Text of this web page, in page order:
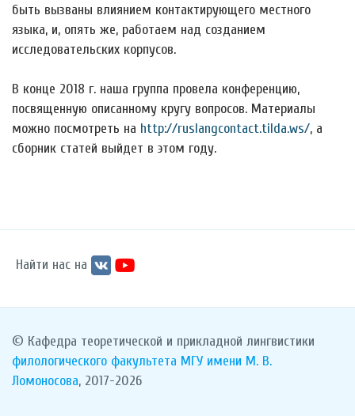
быть вызваны влиянием контактирующего местного
языка, и, опять же, работаем над созданием
исследовательских корпусов.
В конце 2018 г. наша группа провела конференцию,
посвященную описанному кругу вопросов. Материалы
можно посмотреть на http://ruslangcontact.tilda.ws/, а
сборник статей выйдет в этом году.
Найти нас на
© Кафедра теоретической и прикладной лингвистики
филологического факультета МГУ имени М. В.
Ломоносова, 2017-2026